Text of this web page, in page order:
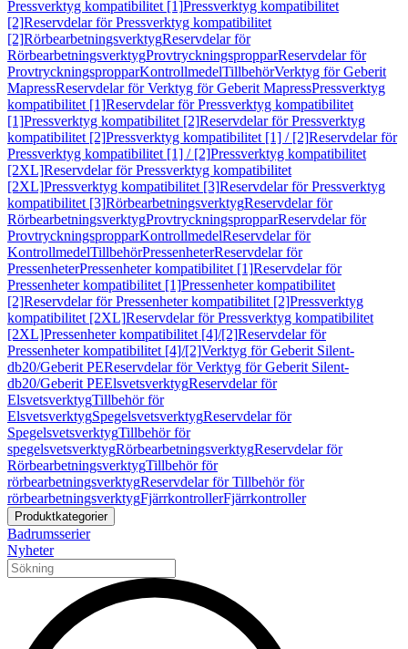
Pressverktyg kompatibilitet [1]Pressverktyg kompatibilitet
[2]Reservdelar för Pressverktyg kompatibilitet
[2]RörbearbetningsverktygReservdelar för
RörbearbetningsverktygProvtryckningspropparReservdelar för
ProvtryckningspropparKontrollmedelTillbehörVerktyg för Geberit
MapressReservdelar för Verktyg för Geberit MapressPressverktyg
kompatibilitet [1]Reservdelar för Pressverktyg kompatibilitet
[1]Pressverktyg kompatibilitet [2]Reservdelar för Pressverktyg
kompatibilitet [2]Pressverktyg kompatibilitet [1] / [2]Reservdelar för
Pressverktyg kompatibilitet [1] / [2]Pressverktyg kompatibilitet
[2XL]Reservdelar för Pressverktyg kompatibilitet
[2XL]Pressverktyg kompatibilitet [3]Reservdelar för Pressverktyg
kompatibilitet [3]RörbearbetningsverktygReservdelar för
RörbearbetningsverktygProvtryckningspropparReservdelar för
ProvtryckningspropparKontrollmedelReservdelar för
KontrollmedelTillbehörPressenheterReservdelar för
PressenheterPressenheter kompatibilitet [1]Reservdelar för
Pressenheter kompatibilitet [1]Pressenheter kompatibilitet
[2]Reservdelar för Pressenheter kompatibilitet [2]Pressverktyg
kompatibilitet [2XL]Reservdelar för Pressverktyg kompatibilitet
[2XL]Pressenheter kompatibilitet [4]/[2]Reservdelar för
Pressenheter kompatibilitet [4]/[2]Verktyg för Geberit Silent-
db20/Geberit PEReservdelar för Verktyg för Geberit Silent-
db20/Geberit PEElsvetsverktygReservdelar för
ElsvetsverktygTillbehör för
ElsvetsverktygSpegelsvetsverktygReservdelar för
SpegelsvetsverktygTillbehör för
spegelsvetsverktygRörbearbetningsverktygReservdelar för
RörbearbetningsverktygTillbehör för
rörbearbetningsverktygReservdelar för Tillbehör för
rörbearbetningsverktygFjärrkontrollerFjärrkontroller
Produktkategorier
Badrumsserier
Nyheter